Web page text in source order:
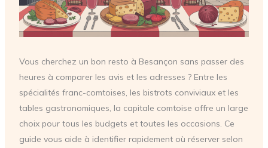
Vous cherchez un bon resto à Besançon sans passer des
heures à comparer les avis et les adresses ? Entre les
spécialités franc-comtoises, les bistrots conviviaux et les
tables gastronomiques, la capitale comtoise offre un large
choix pour tous les budgets et toutes les occasions. Ce
guide vous aide à identifier rapidement où réserver selon